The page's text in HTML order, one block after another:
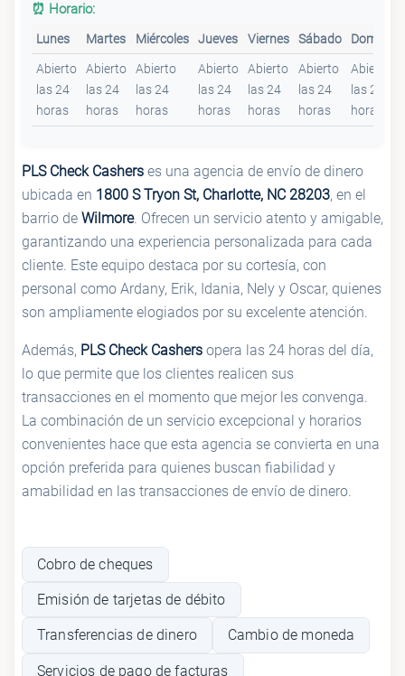
⏰ Horario:
Lunes Martes Miércoles Jueves Viernes Sábado Domingo
Abierto
las 24
horas
Abierto
las 24
horas
Abierto
las 24
horas
Abierto
las 24
horas
Abierto
las 24
horas
Abierto
las 24
horas
Abierto
las 24
horas
PLS Check Cashers es una agencia de envío de dinero
ubicada en 1800 S Tryon St, Charlotte, NC 28203, en el
barrio de Wilmore. Ofrecen un servicio atento y amigable,
garantizando una experiencia personalizada para cada
cliente. Este equipo destaca por su cortesía, con
personal como Ardany, Erik, Idania, Nely y Oscar, quienes
son ampliamente elogiados por su excelente atención.
Además, PLS Check Cashers opera las 24 horas del día,
lo que permite que los clientes realicen sus
transacciones en el momento que mejor les convenga.
La combinación de un servicio excepcional y horarios
convenientes hace que esta agencia se convierta en una
opción preferida para quienes buscan fiabilidad y
amabilidad en las transacciones de envío de dinero.
Cobro de cheques
Emisión de tarjetas de débito
Transferencias de dinero Cambio de moneda
Servicios de pago de facturas